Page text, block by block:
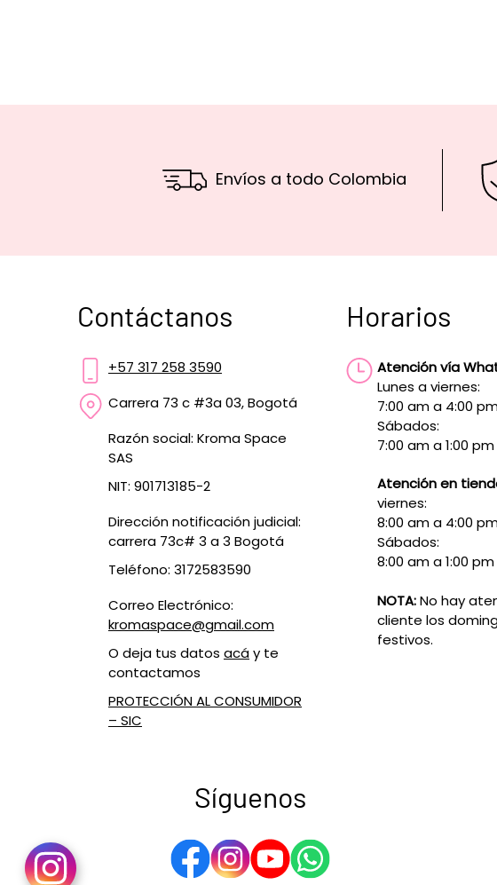
Envíos a todo Colombia
Contáctanos
+57 317 258 3590
Carrera 73 c #3a 03, Bogotá
Razón social: Kroma Space
SAS
NIT: 901713185-2
Dirección notificación judicial:
carrera 73c# 3 a 3 Bogotá
Teléfono: 3172583590
Correo Electrónico:
kromaspace@gmail.com
O deja tus datos acáy te
contactamos
PROTECCIÓN AL CONSUMIDOR
– SIC
Horarios
Atención vía
Lunes a viernes:
7:00 am a 4:00
Sábados:
7:00 am a 1:00 pm
Atención en
viernes:
8:00 am a 4:00
Sábados:
8:00 am a 1:00 pm
NOTA:No hay
cliente los
festivos.
Síguenos